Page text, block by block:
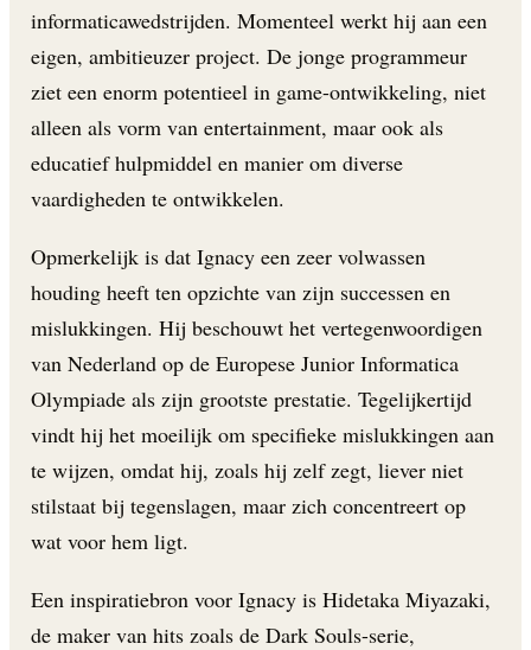
informaticawedstrijden. Momenteel werkt hij aan een
eigen, ambitieuzer project. De jonge programmeur
ziet een enorm potentieel in game-ontwikkeling, niet
alleen als vorm van entertainment, maar ook als
educatief hulpmiddel en manier om diverse
vaardigheden te ontwikkelen.
Opmerkelijk is dat Ignacy een zeer volwassen
houding heeft ten opzichte van zijn successen en
mislukkingen. Hij beschouwt het vertegenwoordigen
van Nederland op de Europese Junior Informatica
Olympiade als zijn grootste prestatie. Tegelijkertijd
vindt hij het moeilijk om specifieke mislukkingen aan
te wijzen, omdat hij, zoals hij zelf zegt, liever niet
stilstaat bij tegenslagen, maar zich concentreert op
wat voor hem ligt.
Een inspiratiebron voor Ignacy is Hidetaka Miyazaki,
de maker van hits zoals de Dark Souls-serie,